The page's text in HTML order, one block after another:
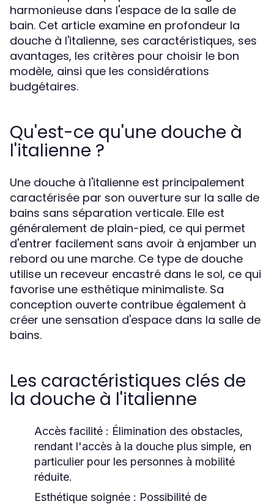
harmonieuse dans l'espace de la salle de
bain. Cet article examine en profondeur la
douche à l'italienne, ses caractéristiques, ses
avantages, les critères pour choisir le bon
modèle, ainsi que les considérations
budgétaires.
Qu'est-ce qu'une douche à
l'italienne ?
Une douche à l'italienne est principalement
caractérisée par son ouverture sur la salle de
bains sans séparation verticale. Elle est
généralement de plain-pied, ce qui permet
d'entrer facilement sans avoir à enjamber un
rebord ou une marche. Ce type de douche
utilise un receveur encastré dans le sol, ce qui
favorise une esthétique minimaliste. Sa
conception ouverte contribue également à
créer une sensation d'espace dans la salle de
bains.
Les caractéristiques clés de
la douche à l'italienne
Accès facilité : Élimination des obstacles,
rendant l'accès à la douche plus simple, en
particulier pour les personnes à mobilité
réduite.
Esthétique soignée : Possibilité de